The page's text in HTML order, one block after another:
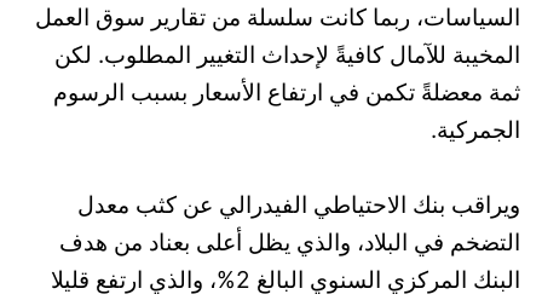
السياسات، ربما كانت سلسلة من تقارير سوق العمل
المخيبة للآمال كافيةً لإحداث التغيير المطلوب. لكن
ثمة معضلةً تكمن في ارتفاع الأسعار بسبب الرسوم
الجمركية.
ويراقب بنك الاحتياطي الفيدرالي عن كثب معدل
التضخم في البلاد، والذي يظل أعلى بعناد من هدف
البنك المركزي السنوي البالغ 2%، والذي ارتفع قليلا